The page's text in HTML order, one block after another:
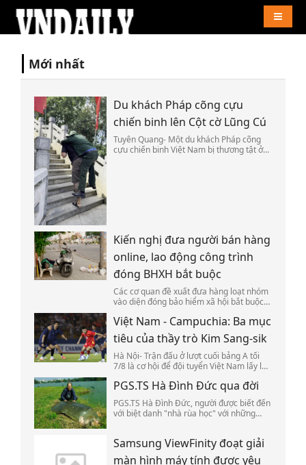
Mới nhất
Du khách Pháp cõng cựu
chiến binh lên Cột cờ Lũng Cú
Tuyên Quang- Một du khách Pháp cõng
cựu chiến binh Việt Nam bị thương tật ở
Kiến nghị đưa người bán hàng
online, lao động công trình
đóng BHXH bắt buộc
Các cơ quan đề xuất đưa hàng loạt nhóm
vào diện đóng bảo hiểm xã hội bắt buộc
làm việc tại công trình xây dựng, người
bán vé số.
Việt Nam - Campuchia: Ba mục
tiêu của thầy trò Kim Sang-sik
Hà Nội- Trận đấu ở lượt cuối bảng A tối
7/8 là cơ hội để đội tuyển Việt Nam lấy lại
xoay vòng lực lượng, đồng thời tạo lợi thế
tại bán kết ASEAN Cup 2026.
PGS.TS Hà Đình Đức qua đời
PGS.TS Hà Đình Đức, người được biết đến
với biệt danh "nhà rùa học" với những
Samsung ViewFinity đoạt giải
màn hình máy tính được yêu